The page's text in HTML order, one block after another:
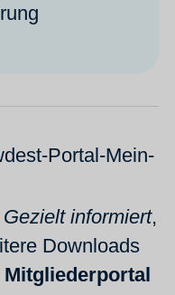
Gezielt informiert,
Downloads
Mitgliederportal